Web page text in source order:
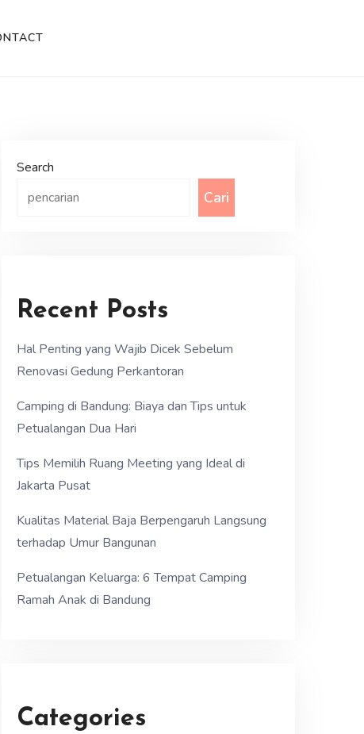
Search
Cari
Recent Posts
Hal Penting yang Wajib Dicek Sebelum
Renovasi Gedung Perkantoran
Camping di Bandung: Biaya dan Tips untuk
Petualangan Dua Hari
Tips Memilih Ruang Meeting yang Ideal di
Jakarta Pusat
Kualitas Material Baja Berpengaruh Langsung
terhadap Umur Bangunan
Petualangan Keluarga: 6 Tempat Camping
Ramah Anak di Bandung
Categories